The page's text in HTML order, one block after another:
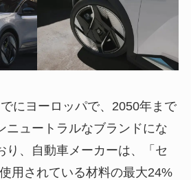
にヨーロッパで、2050年まで
ニュートラルなブランドにな
り、自動車メーカーは、「セ
用されている材料の最大24%